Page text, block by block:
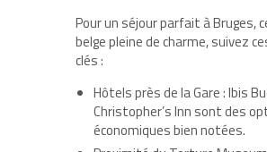
Pour un séjour parfait à Bruges,
belge pleine de charme, suivez
clés :
Hôtels près de la Gare: Ibis
Christopher’s Inn sont des
économiques bien notées.